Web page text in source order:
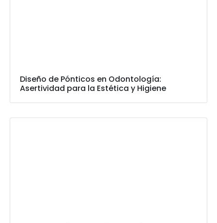
Diseño de Pónticos en Odontología:
Asertividad para la Estética y Higiene